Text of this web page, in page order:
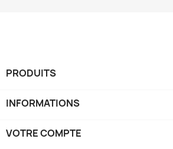
PRODUITS
INFORMATIONS
VOTRE COMPTE